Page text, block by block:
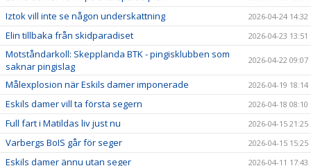
Iztok vill inte se någon underskattning 2026-04-24 14:32
Elin tillbaka från skidparadiset 2026-04-23 13:51
Motståndarkoll: Skepplanda BTK - pingisklubben som
saknar pingislag
2026-04-22 09:07
Målexplosion när Eskils damer imponerade 2026-04-19 18:14
Eskils damer vill ta första segern 2026-04-18 08:10
Full fart i Matildas liv just nu 2026-04-15 21:25
Varbergs BoIS går för seger 2026-04-15 15:25
Eskils damer ännu utan seger 2026-04-11 17:43